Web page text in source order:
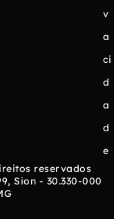
v
a
ci
d
a
d
e
reservados
Sion - 30.330-000